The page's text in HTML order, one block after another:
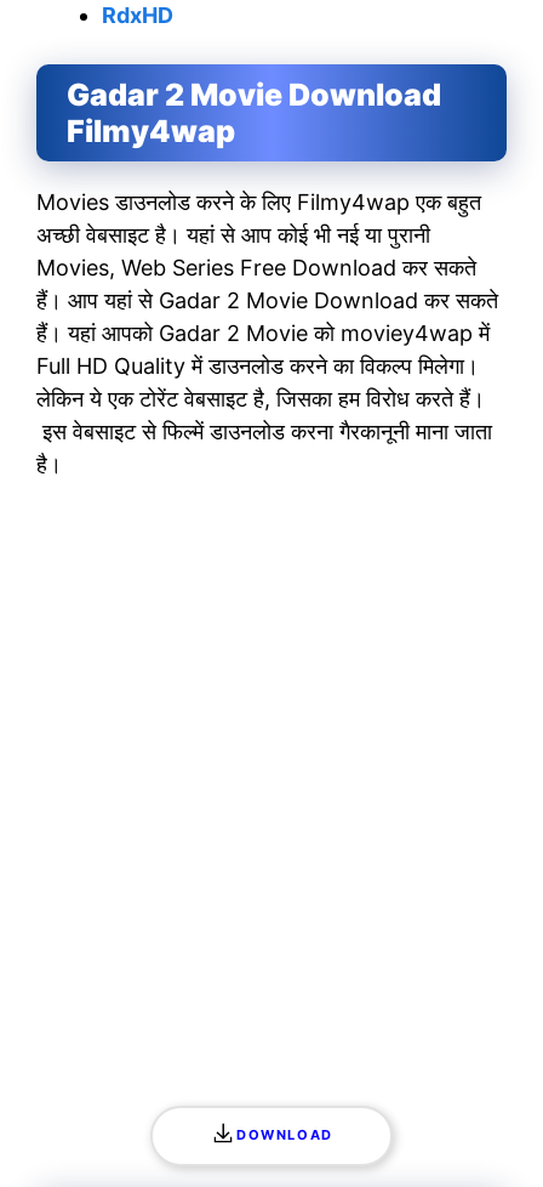
RdxHD
Gadar 2 Movie Download
Filmy4wap
Movies डाउनलोड करने के लिए Filmy4wap एक बहुत
अच्छी वेबसाइट है। यहां से आप कोई भी नई या पुरानी
Movies, Web Series Free Download कर सकते
हैं। आप यहां से Gadar 2 Movie Download कर सकते
हैं। यहां आपको Gadar 2 Movie को moviey4wap में
Full HD Quality में डाउनलोड करने का विकल्प मिलेगा।
लेकिन ये एक टोरेंट वेबसाइट है, जिसका हम विरोध करते हैं।
इस वेबसाइट से फिल्में डाउनलोड करना गैरकानूनी माना जाता
है।
DOWNLOAD